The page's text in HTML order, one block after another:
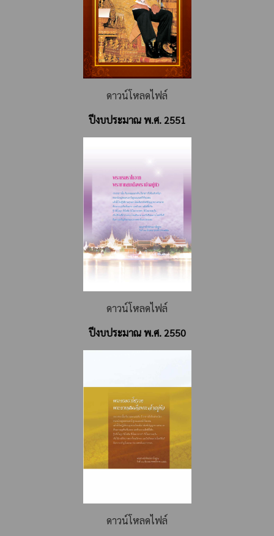
ดาวน์โหลดไฟล์
ปีงบประมาณ พ.ศ. 2551
ดาวน์โหลดไฟล์
ปีงบประมาณ พ.ศ. 2550
ดาวน์โหลดไฟล์